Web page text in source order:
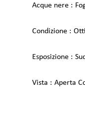
Acque nere
Condizione
Esposizione
Vista Aperta